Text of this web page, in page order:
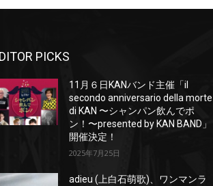
PICKS
11月６日KANバンド主催「il
secondo anniversario della morte
di KAN 〜シャンパン飲んでポ
ン！〜presented by KAN BAND」
開催決定！
2025年7月25日
adieu (上白石萌歌)、ワンマンラ